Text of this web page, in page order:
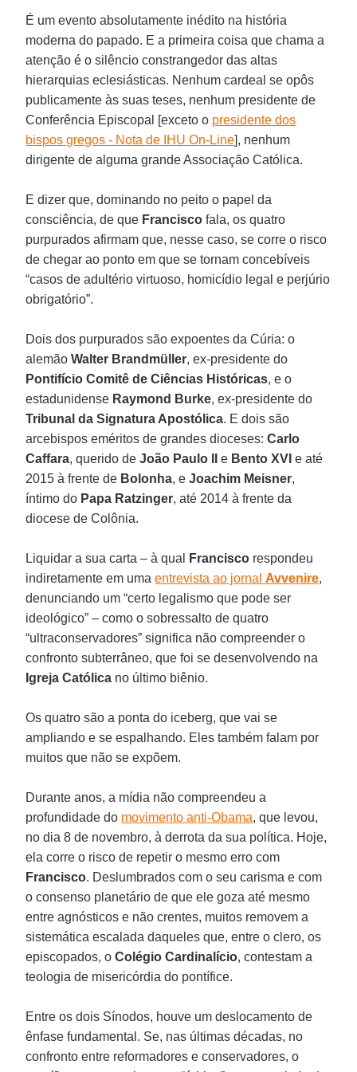
É um evento absolutamente inédito na história
moderna do papado. E a primeira coisa que chama a
atenção é o silêncio constrangedor das altas
hierarquias eclesiásticas. Nenhum cardeal se opôs
publicamente às suas teses, nenhum presidente de
Conferência Episcopal [exceto o presidente dos
bispos gregos - Nota de IHU On-Line], nenhum
dirigente de alguma grande Associação Católica.
E dizer que, dominando no peito o papel da
consciência, de que Francisco fala, os quatro
purpurados afirmam que, nesse caso, se corre o risco
de chegar ao ponto em que se tornam concebíveis
“casos de adultério virtuoso, homicídio legal e perjúrio
obrigatório”.
Dois dos purpurados são expoentes da Cúria: o
alemãoWalter Brandmüller, ex-presidente do
Pontifício Comitê de Ciências Históricas, e o
estadunidense Raymond Burke, ex-presidente do
Tribunal da Signatura Apostólica. E dois são
arcebispos eméritos de grandes dioceses:Carlo
Caffara, querido deJoão Paulo II e Bento XVI e até
2015 à frente de Bolonha, eJoachim Meisner,
íntimo do Papa Ratzinger, até 2014 à frente da
diocese de Colônia.
Liquidar a sua carta – à qual Francisco respondeu
indiretamente em umaentrevista ao jornalAvvenire,
denunciando um “certo legalismo que pode ser
ideológico” – como o sobressalto de quatro
“ultraconservadores” significa não compreender o
confronto subterrâneo, que foi se desenvolvendo na
Igreja Católica no último biênio.
Os quatro são a ponta do iceberg, que vai se
ampliando e se espalhando. Eles também falam por
muitos que não se expõem.
Durante anos, a mídia não compreendeu a
profundidade do movimento anti-Obama, que levou,
no dia 8 de novembro, à derrota da sua política. Hoje,
ela corre o risco de repetir o mesmo erro com
Francisco. Deslumbrados com o seu carisma e com
o consenso planetário de que ele goza até mesmo
entre agnósticos e não crentes, muitos removem a
sistemática escalada daqueles que, entre o clero, os
episcopados, oColégio Cardinalício, contestam a
teologia de misericórdia do pontífice.
Entre os dois Sínodos, houve um deslocamento de
ênfase fundamental. Se, nas últimas décadas, no
confronto entre reformadores e conservadores, o